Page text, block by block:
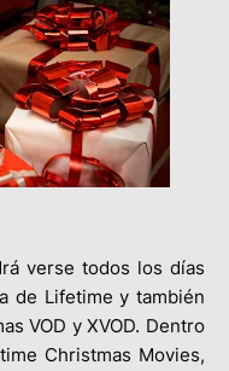
verse todos los días
de Lifetime y también
VOD y XVOD. Dentro
Christmas Movies,